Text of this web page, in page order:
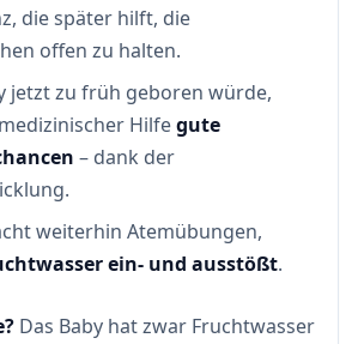
die später hilft, die
offen zu halten.
jetzt zu früh geboren würde,
Hilfegute
– dank der
weiterhin Atemübungen,
ein- und ausstößt.
Das Baby hat zwar Fruchtwasser